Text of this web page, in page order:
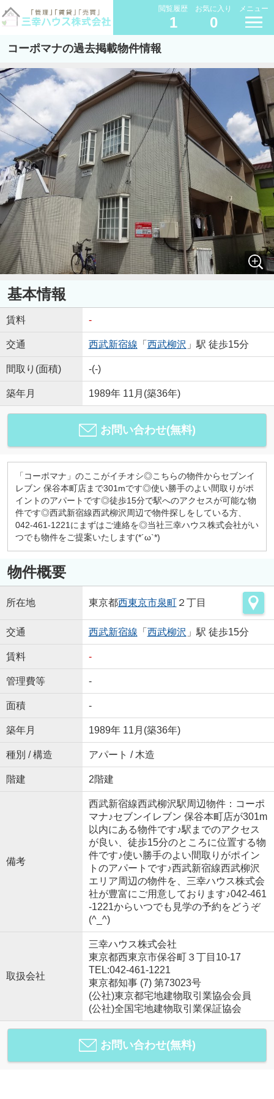
閲覧履歴
1
お気に入り
0
メニュー
コーポマナの過去掲載物件情報
基本情報
賃料 -
交通 西武新宿線 「 西武柳沢 」駅 徒歩15分
間取り(面積) -(-)
築年月 1989年 11月(築36年)
お問い合わせ(無料)
「コーポマナ」のここがイチオシ◎こちらの物件からセブンイ
レブン 保谷本町店まで301mです◎使い勝手のよい間取りがポ
イントのアパートです◎徒歩15分で駅へのアクセスが可能な物
件です◎西武新宿線西武柳沢周辺で物件探しをしている方、
042-461-1221にまずはご連絡を◎当社三幸ハウス株式会社がい
つでも物件をご提案いたします(*´ω`*)
物件概要
所在地 東京都西東京市泉町２丁目
交通 西武新宿線 「 西武柳沢 」駅 徒歩15分
賃料 -
管理費等 -
面積 -
築年月 1989年 11月(築36年)
種別 / 構造 アパート / 木造
階建 2階建
備考
西武新宿線西武柳沢駅周辺物件：コーポ
マナ♪セブンイレブン 保谷本町店が301m
以内にある物件です♪駅までのアクセス
が良い、徒歩15分のところに位置する物
件です♪使い勝手のよい間取りがポイン
トのアパートです♪西武新宿線西武柳沢
エリア周辺の物件を、三幸ハウス株式会
社が豊富にご用意しております♪042-461
-1221からいつでも見学の予約をどうぞ
(^_^)
取扱会社
三幸ハウス株式会社
東京都西東京市保谷町３丁目10-17
TEL:042-461-1221
東京都知事 (7) 第73023号
(公社)東京都宅地建物取引業協会会員
(公社)全国宅地建物取引業保証協会
お問い合わせ(無料)